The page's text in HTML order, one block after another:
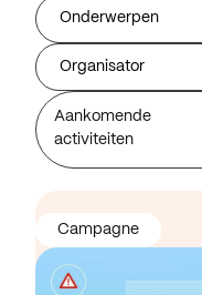
Onderwerpen
Organisator
Aankomende
activiteiten
Campagne